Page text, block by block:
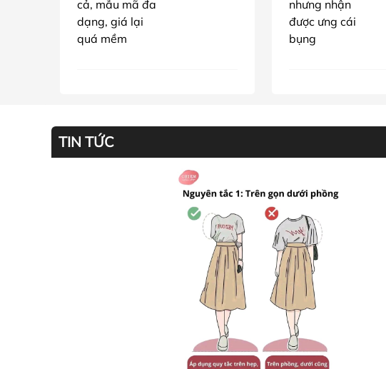
cả, mẫu mã đa
dạng, giá lại
quá mềm
nhưng nhận
được ưng cái
bụng
TIN TỨC